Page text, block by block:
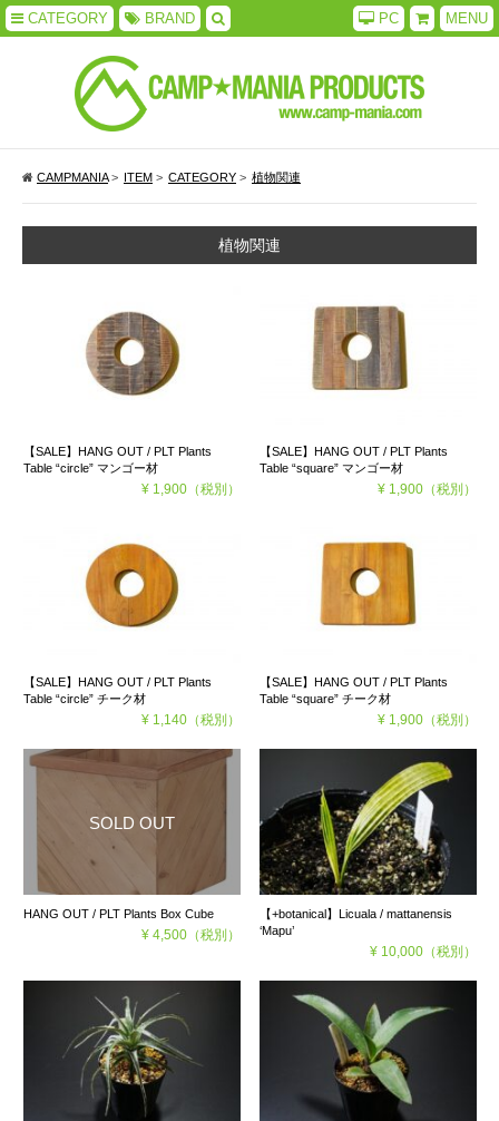
CATEGORY BRAND MENU
PC
CAMPMANIA> ITEM > CATEGORY > 植物関連
植物関連
【SALE】HANG OUT / PLT Plants
Table “circle” マンゴー材
¥ 1,900（税別）
【SALE】HANG OUT / PLT Plants
Table “square” マンゴー材
¥ 1,900（税別）
【SALE】HANG OUT / PLT Plants
Table “circle” チーク材
¥ 1,140（税別）
【SALE】HANG OUT / PLT Plants
Table “square” チーク材
¥ 1,900（税別）
HANG OUT / PLT Plants Box Cube
¥ 4,500（税別）
【+botanical】Licuala / mattanensis
‘Mapu’
¥ 10,000（税別）